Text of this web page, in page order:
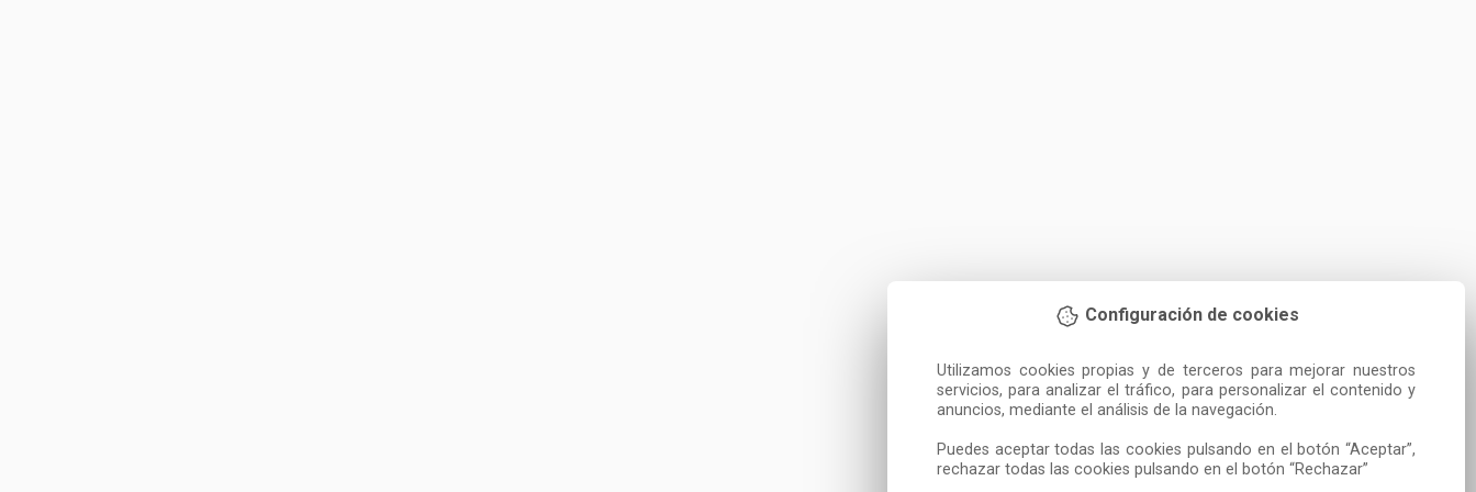
Configuración de cookies
Utilizamos cookies propias y de terceros para mejorar nuestros
servicios, para analizar el tráfico, para personalizar el contenido y
anuncios, mediante el análisis de la navegación.
Puedes aceptar todas las cookies pulsando en el botón “Aceptar”,
rechazar todas las cookies pulsando en el botón “Rechazar”